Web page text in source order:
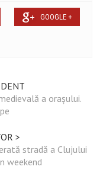
GOOGLE +
a orașului.
>
stradă a Clujului
weekend